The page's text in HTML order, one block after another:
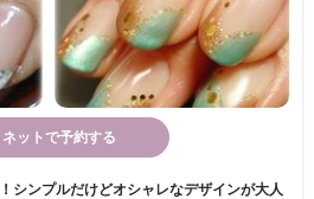
ネットで予約する
シンプルだけどオシャレなデザインが大人